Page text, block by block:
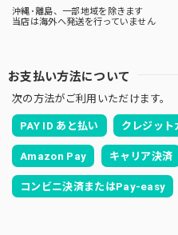
沖縄･離島、一部地域を除きます
当店は海外へ発送を行っていません
お支払い方法について
次の方法がご利用いただけます。
PAY ID あと払い クレジット
Amazon Pay キャリア決済
コンビニ決済またはPay-easy